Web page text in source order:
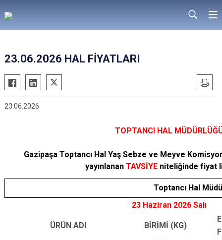
23.06.2026 HAL FİYATLARI
23.06.2026
TOPTANCI HAL
Gazipaşa Toptancı Hal Yaş Sebze ve Meyve
yayınlanan TAVSİYE niteliğinde fiyat
Toptancı Hal
23 Haziran 2026 Salı
ÜRÜN ADI BİRİMİ (KG)